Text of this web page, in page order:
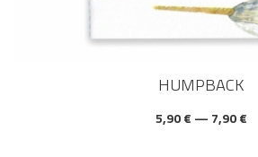
HUMPBACK
5,90 € — 7,90 €